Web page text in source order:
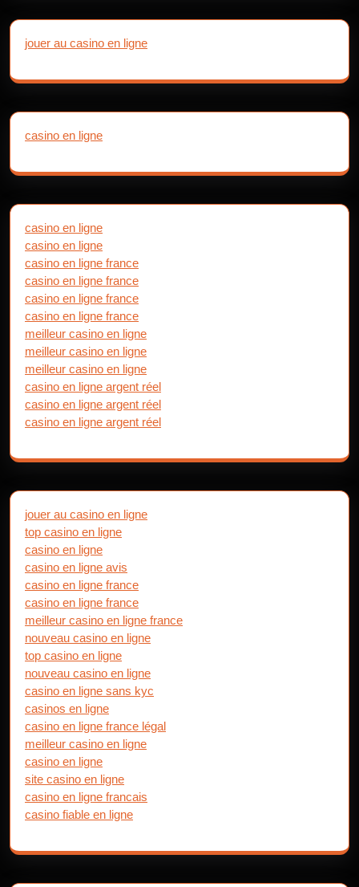
jouer au casino en ligne
casino en ligne
casino en ligne
casino en ligne
casino en ligne france
casino en ligne france
casino en ligne france
casino en ligne france
meilleur casino en ligne
meilleur casino en ligne
meilleur casino en ligne
casino en ligne argent réel
casino en ligne argent réel
casino en ligne argent réel
jouer au casino en ligne
top casino en ligne
casino en ligne
casino en ligne avis
casino en ligne france
casino en ligne france
meilleur casino en ligne france
nouveau casino en ligne
top casino en ligne
nouveau casino en ligne
casino en ligne sans kyc
casinos en ligne
casino en ligne france légal
meilleur casino en ligne
casino en ligne
site casino en ligne
casino en ligne francais
casino fiable en ligne